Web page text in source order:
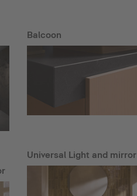
Balcoon
Universal Light and mirror